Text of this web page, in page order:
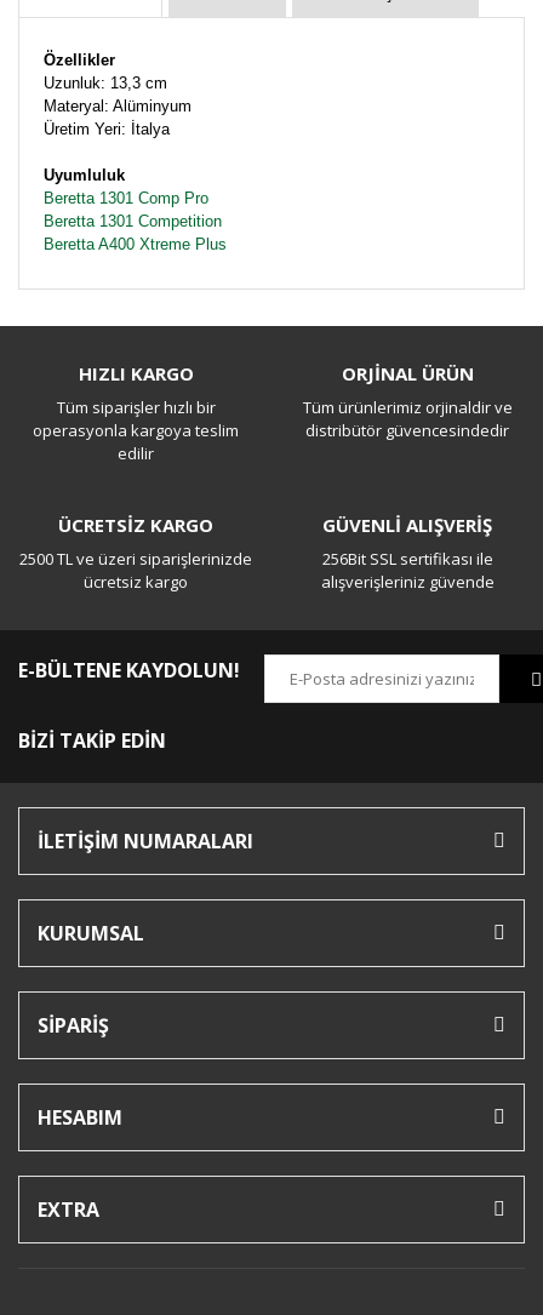
Özellikler
Uzunluk: 13,3 cm
Materyal: Alüminyum
Üretim Yeri: İtalya
Uyumluluk
Beretta 1301 Comp Pro
Beretta 1301 Competition
Beretta A400 Xtreme Plus
Yorum Yaz
HIZLI KARGO
Tüm siparişler hızlı bir
operasyonla kargoya teslim
edilir
ORJİNAL ÜRÜN
Tüm ürünlerimiz orjinaldir ve
distribütör güvencesindedir
ÜCRETSİZ KARGO
2500 TL ve üzeri siparişlerinizde
ücretsiz kargo
GÜVENLİ ALIŞVERİŞ
256Bit SSL sertifikası ile
alışverişleriniz güvende
E-BÜLTENE KAYDOLUN!
BİZİ TAKİP EDİN
İLETİŞİM NUMARALARI
KURUMSAL
SİPARİŞ
HESABIM
EXTRA